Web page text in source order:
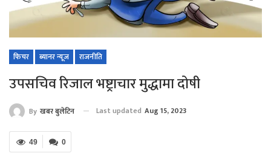
फिचर ब्यानर न्यूज राजनीति
उपसचिव रिजाल भष्ट्राचार मुद्धामा दोषी
By खबर बुलेटिन Last updated Aug 15, 2023
0
49